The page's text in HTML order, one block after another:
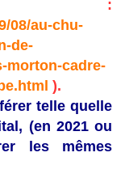
:
08/au-chu-
de-
morton-cadre-
).
telle quelle
(en 2021 ou
les mêmes